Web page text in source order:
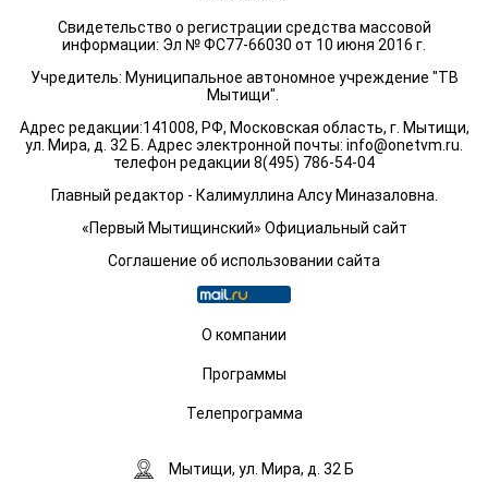
Свидетельство о регистрации средства массовой
информации: Эл № ФС77-66030 от 10 июня 2016 г.
Учредитель: Муниципальное автономное учреждение "ТВ
Мытищи".
Адрес редакции:141008, РФ, Московская область, г. Мытищи,
ул. Мира, д. 32 Б. Адрес электронной почты: info@onetvm.ru.
телефон редакции 8(495) 786-54-04
Главный редактор - Калимуллина Алсу Миназаловна.
«Первый Мытищинский» Официальный сайт
Соглашение об использовании сайта
О компании
Программы
Телепрограмма
Мытищи, ул. Мира, д. 32 Б